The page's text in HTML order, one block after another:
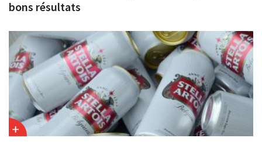
bons résultats